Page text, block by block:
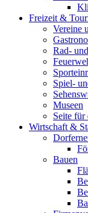
Freizeit &
Vereine
Rad-
Spiel-
Museen
Seite für
Wirtschaft &
Bauen